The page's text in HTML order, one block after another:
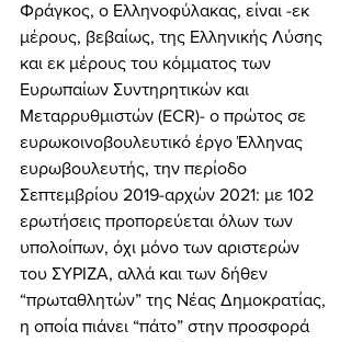
Φράγκος, ο Ελληνοφύλακας, είναι -εκ
μέρους, βεβαίως, της Ελληνικής Λύσης
και εκ μέρους του κόμματος των
Ευρωπαίων Συντηρητικών και
Μεταρρυθμιστών (ECR)- ο πρώτος σε
ευρωκοινοβουλευτικό έργο Έλληνας
ευρωβουλευτής, την περίοδο
Σεπτεμβρίου 2019-αρχών 2021: με 102
ερωτήσεις προπορεύεται όλων των
υπολοίπων, όχι μόνο των αριστερών
του ΣΥΡΙΖΑ, αλλά και των δήθεν
“πρωταθλητών” της Νέας Δημοκρατίας,
η οποία πιάνει “πάτο” στην προσφορά